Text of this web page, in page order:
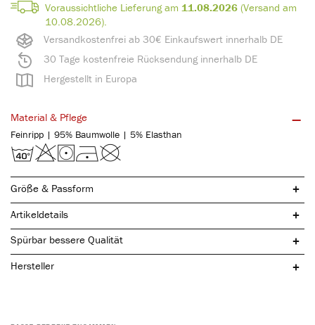
Versandkostenfrei ab 30€ Einkaufswert innerhalb DE
30 Tage kostenfreie Rücksendung innerhalb DE
Hergestellt in Europa
Voraussichtliche Lieferung am 11.08.2026(Versand am
10.08.2026).
Material & Pflege
Feinripp | 95% Baumwolle | 5% Elasthan
Größe & Passform
Artikeldetails
Spürbar bessere Qualität
Hersteller